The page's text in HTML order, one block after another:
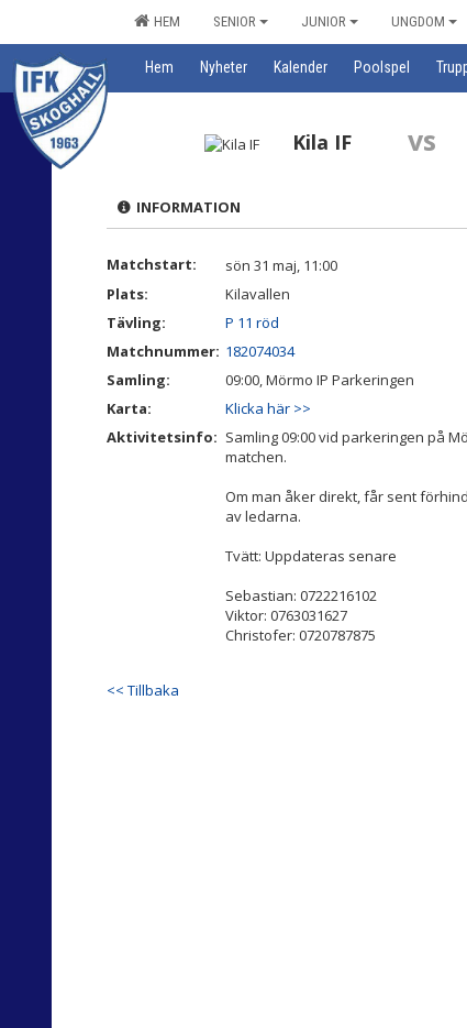
HEM SENIOR JUNIOR UNGDOM
Hem Nyheter Kalender Poolspel
Kila IF vs
INFORMATION
Matchstart:
sön 31 maj, 11:00
Plats:
Kilavallen
Tävling:
P 11 röd
Matchnummer: 182074034
Samling:
09:00, Mörmo IP Parkeringen
Karta:
Klicka här >>
Aktivitetsinfo: Samling 09:00 vid parkeringen på
matchen.
Om man åker direkt, får sent
av ledarna.
Tvätt: Uppdateras senare
Sebastian: 0722216102
Viktor: 0763031627
Christofer: 0720787875
<< Tillbaka